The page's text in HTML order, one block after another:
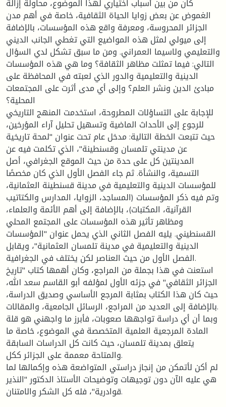
كان من بين أسباب اختياري لهذا الموضوع، محاولة إزالة
الغموض عن بعض زوايا الحياة الثقافية، خاصة في أهم مدن
الجزائر المحروسة، ومعرفة واقع هذه المؤسسات، بالإضافة
إلى ميولي لمثل هذه المواضيع التي تغطي الجانب الديني
والتعليمي ولاسيما العمراني. ومن ما سبق تشكل لدي السؤال
التالي: فيما تمثلت مظاهر الثقافة؟ وما هي هذه المؤسسات
الدينية والتعليمية والدور الذي لعبته في المحافظة على
مبادئ الدين ونشر العلم؟ وإلى أي مدى أثرت على المجتمعات
المحلية؟
للإجابة على التساؤلات المطروحة، استخدمت المنهج التاريخي
للرجوع إلى الأحداث الماضية وتسهيل تحليل آراء المؤرخين،
حيث تتبعت الخطة التالية: مدخل عام تحت عنوان "لمحة تاريخية
عن مدينتي تلمسان وقسنطينة"، الذي تكلمت فيه عن
المدينتين كل على حدة من حيث الموقع الجغرافي، أصل
التسمية، والنشأة. ثم جاء الفصل الأول الذي كان مخصصًا
للمؤسسات الدينية والتعليمية في مدينة قسنطينة العثمانية،
وتم فيه ذكر المؤسسات (المساجد، الزوايا، المدارس والكتاتيب
القرآنية، المكتبات)، بالإضافة إلى أهم الأئمة والعلماء،
ومظاهر تأثير هذه المؤسسات على المجتمع المحلي
القسنطيني. يليه الفصل الثاني الذي يحمل عنوان "المؤسسات
الدينية والتعليمية في مدينة تلمسان العثمانية"، ويقابل
الفصل الأول من حيث العناصر لكن يختلف في الجغرافية.
استعنت في هذا بجملة من المراجع، وكان أهمها كتاب "تاريخ
الجزائر الثقافي" في جزئه الأول لمؤلفه أبو القاسم سعد الله،
حيث كان هذا الكتاب بمثابة المرجع الأساسي وصديق الدراسة،
بالإضافة إلى العديد من المراجع، الرسائل الجامعية، والمقالات.
وبما أن أي دراسة تواجهها صعوبات، فأبرز ما واجهني هو قلة
المادة المرجعية العلمية المتخصصة في الموضوع، خاصة ما
يتعلق بمدينة تلمسان، حيث كانت كل الدراسات السابقة
والمتاحة معممة على الجزائر ككل.
لم أكن لأتمكن من إنجاز دراستي المتواضعة هذه وإكمالها لما
هي عليه الآن دون توجيهات وتوضيحات الأستاذ الدكتور "النذير
قوادرية"، فله كل الشكر والامتنان.